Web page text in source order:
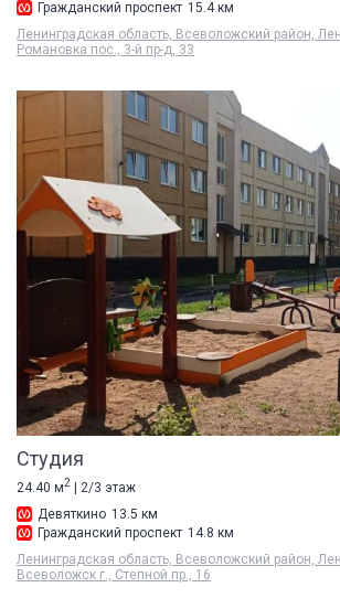
Гражданский проспект 15.4 км
Ленинградская область, Всеволожский район,
Романовка пос., 3-й пр-д, 33
Студия
24.40 м2
| 2/3 этаж
Девяткино 13.5 км
Гражданский проспект 14.8 км
Ленинградская область, Всеволожский район,
Всеволожск г., Степной пр., 16